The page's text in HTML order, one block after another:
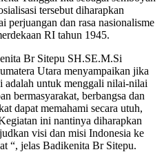
tersebut diharapkan
dan rasa nasionalisme
RI tahun 1945.
Br Sitepu SH.SE.M.Si
Utara menyampaikan jika
adalah untuk menggali nilai-nilai
bermasyarakat, berbangsa dan
dapat memahami secara utuh,
ini nantinya diharapkan
visi dan misi Indonesia ke
“, jelas Badikenita Br Sitepu.